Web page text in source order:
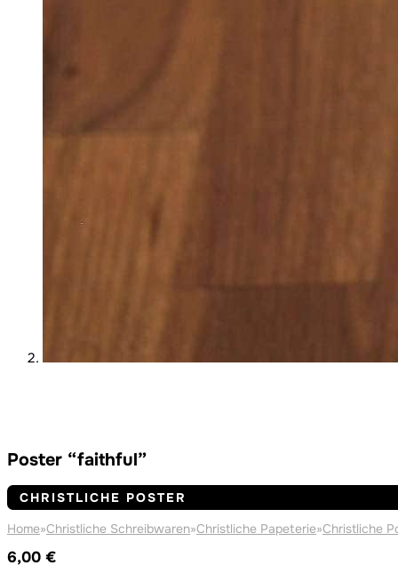
Poster “faithful”
CHRISTLICHE POSTER
Home»Christliche Schreibwaren»Christliche Papeterie»Christliche
6,00 €